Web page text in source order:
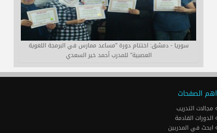
سوريا - دمشق: اختتام دورة "مساعد ممارس في البرمجة اللغوية
العصبية" للمدرب أحمد خير السعدي
اهم الصفحات
مجالات التدريب
الدورات القادمة
ابحث في المدربين